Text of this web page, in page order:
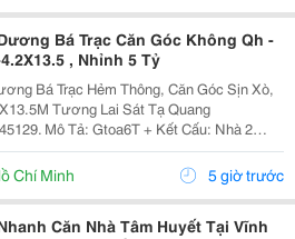
Bá Trạc Căn Góc Không Qh -
, Nhỉnh 5 Tỷ
Bá Trạc Hẻm Thông, Căn Góc Sịn Xò,
Tương Lai Sát Tạ Quang
Mô Tả: Gtoa6T + Kết Cấu: Nhà 2
Cố, 2 Phòng. + Vị Trí: Ngay Dương Bá
Tạ Quang Bửu, Âu Dương Lân, Nguyễn Thị
Chí Minh 5 giờ trước
Căn Nhà Tâm Huyết Tại Vĩnh